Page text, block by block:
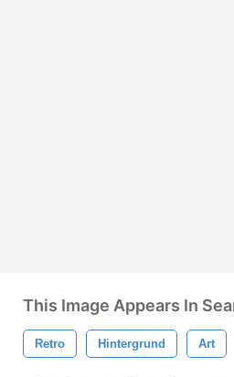
This Image Appears In
Retro Hintergrund Art